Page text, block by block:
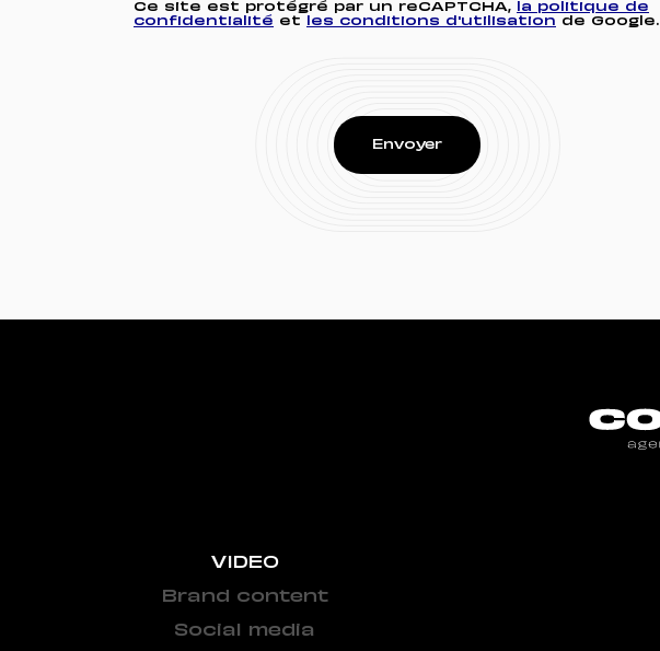
Ce site est protégré par un reCAPTCHA,
la politique de
confidentialité et les conditions d'utilisation de Google.
VIDEO
Brand content
Social media